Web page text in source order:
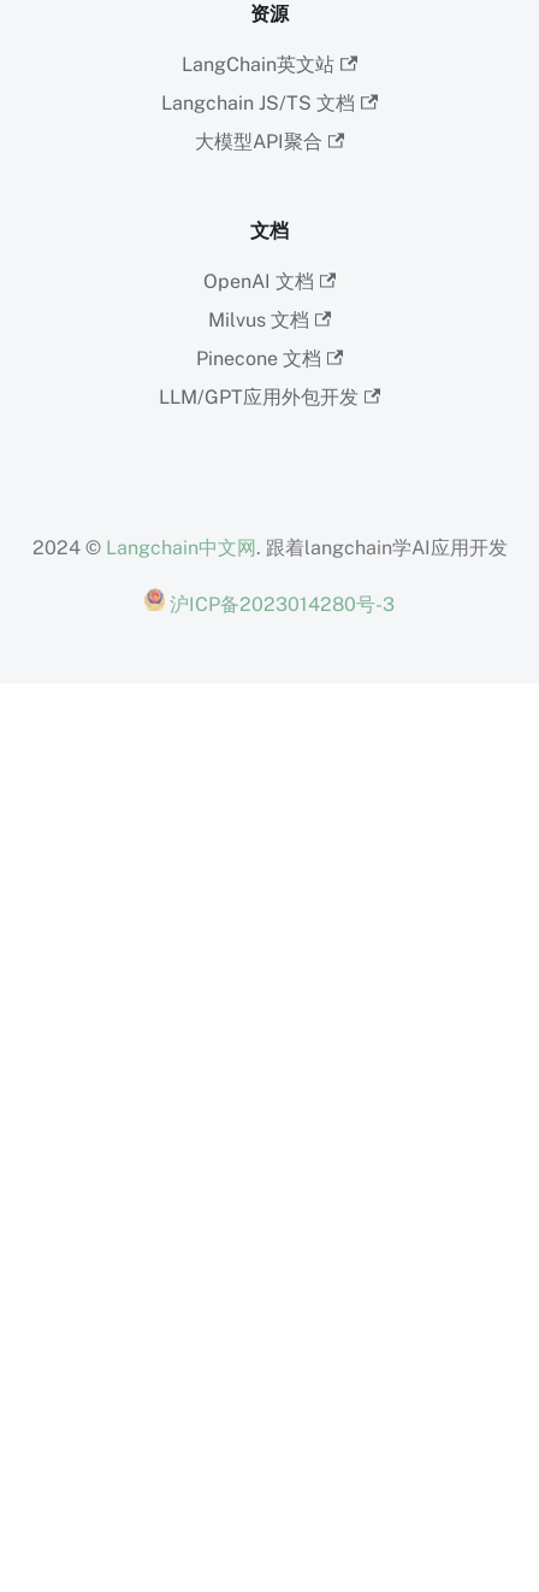
资源
LangChain英文站
Langchain JS/TS 文档
大模型API聚合
文档
OpenAI 文档
Milvus 文档
Pinecone 文档
LLM/GPT应用外包开发
2024 © Langchain中文网. 跟着langchain学AI应用开发
沪ICP备2023014280号-3